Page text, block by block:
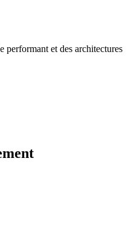
performant et des architectures